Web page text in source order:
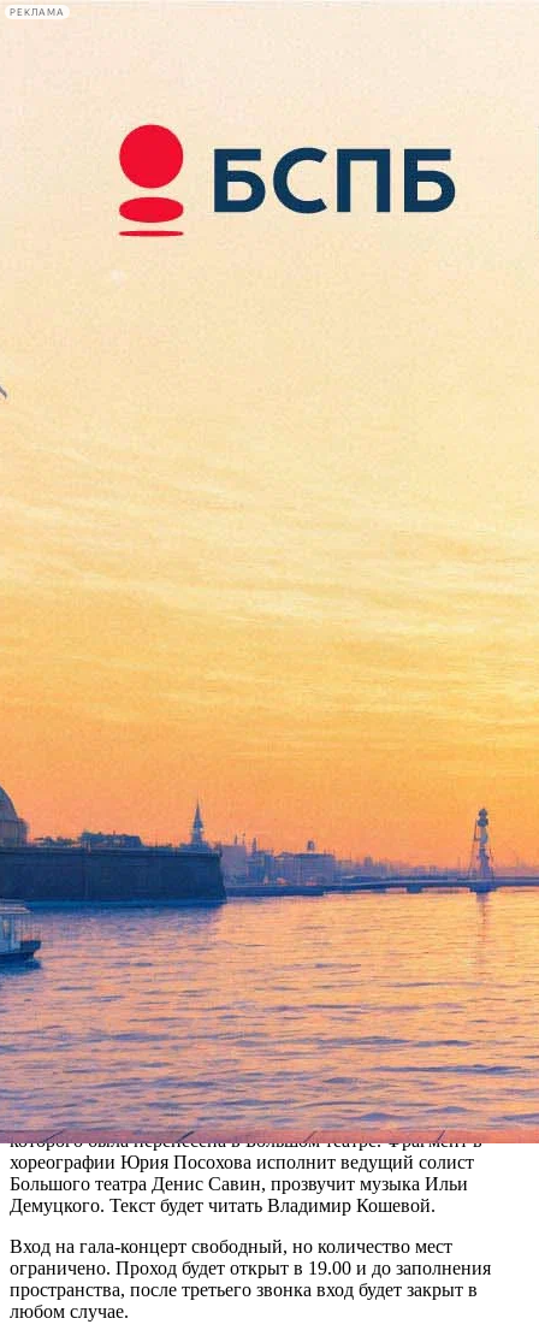
РЕКЛАМА
Сегодня:
2026.08.10
08:43
Афиша Plus
В Новой Голландии покажут
фрагмент не выпущенного
балета Серебренникова
«Нуреев»
Версия для печати
Вечером 20 сентября во внутреннем дворе «Бутылки» в
Новой Голландии пройдет гала-концерт в честь открытия
студии Дианы Вишневой Context Pro. На сцену выйдут
солисты балета из Мариинского и Большого театров,
Пермского академического театра оперы и балета,
Музыкального театра имени Станиславского и Немировича-
Данченко и Театра балета имени Леонида Якобсона.
Среди номеров, входящих в программу, – отрывок из балета
«Нуреев» режиссера Кирилла Серебренникова, премьера
которого была перенесена в Большом театре. Фрагмент в
хореографии Юрия Посохова исполнит ведущий солист
Большого театра Денис Савин, прозвучит музыка Ильи
Демуцкого. Текст будет читать Владимир Кошевой.
Вход на гала-концерт свободный, но количество мест
ограничено. Проход будет открыт в 19.00 и до заполнения
пространства, после третьего звонка вход будет закрыт в
любом случае.